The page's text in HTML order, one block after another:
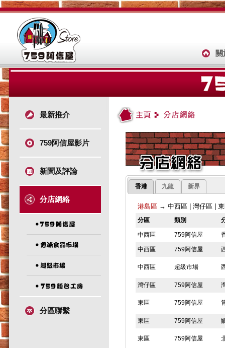
最新推介
759阿信屋影片
新聞及評論
分店網絡
分區聯繫
香港 九龍 新界
港島區→ 中西區| 灣仔區|
分區 類別
中西區 759阿信屋
中西區 759阿信屋
中西區 超級市場
灣仔區 759阿信屋
東區 759阿信屋
東區 759阿信屋
東區 759阿信屋